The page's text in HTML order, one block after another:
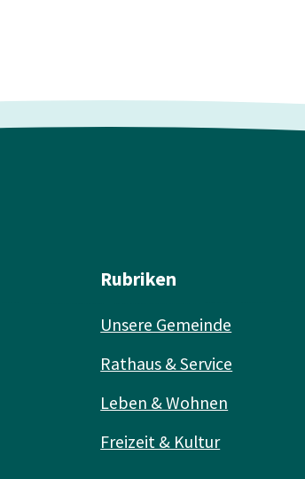
Rubriken
Unsere Gemeinde
Rathaus & Service
Leben & Wohnen
Freizeit & Kultur